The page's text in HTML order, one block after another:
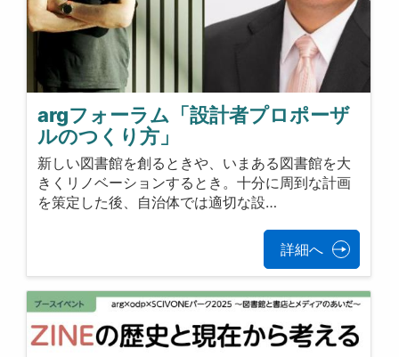
argフォーラム「設計者プロポーザ
ルのつくり方」
新しい図書館を創るときや、いまある図書館を大
きくリノベーションするとき。十分に周到な計画
を策定した後、自治体では適切な設…
詳細へ